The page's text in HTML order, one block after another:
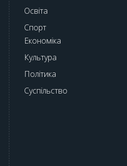
Освіта
Спорт
Економіка
Культура
Політика
Суспільство